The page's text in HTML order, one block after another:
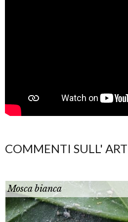
COMMENTI SULL'
Mosca bianca